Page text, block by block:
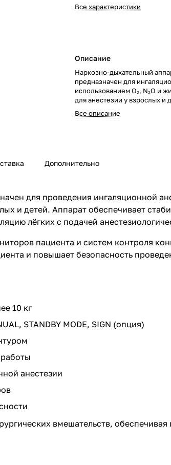
Все характеристики
Описание
Наркозно-дыхательный
предназначен для
использованием O₂, N₂O и
для анестезии у взрослых и
Все описание
Дополнительно
для проведения ингаляционной
и детей. Аппарат обеспечивает
лёгких с подачей
пациента и систем контроля
и повышает безопасность
10 кг
STANDBY MODE, SIGN (опция)
анестезии
вмешательств, обеспечивая